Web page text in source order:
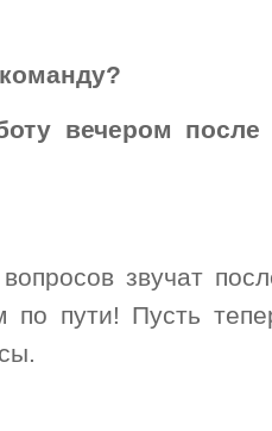
вечером
звучат
по пути! Пусть